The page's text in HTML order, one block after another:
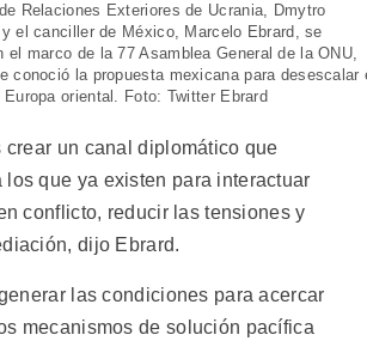
Relaciones Exteriores de Ucrania, Dmytro
y el canciller de México, Marcelo Ebrard, se
el marco de la 77 Asamblea General de la ONU,
conoció la propuesta mexicana para desescalar
oriental. Foto: Twitter Ebrard
crear un canal diplomático que
los que ya existen para interactuar
conflicto, reducir las tensiones y
dijo Ebrard.
las condiciones para acercar
mecanismos de solución pacífica